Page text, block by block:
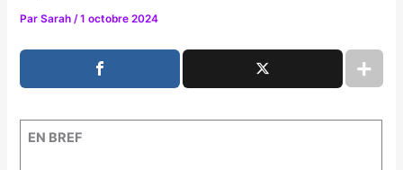
ParSarah/1 octobre 2024
EN BREF